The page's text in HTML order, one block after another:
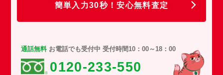
簡単入力30秒！安心無料査定
通話無料お電話でも受付中 受付時間10：00～18：00
0120-233-550